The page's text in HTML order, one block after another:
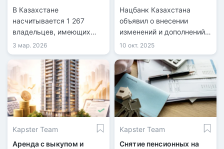
В Казахстане
насчитывается 1 267
владельцев, имеющих
свыше десяти квартир.
3 мар. 2026
Нацбанк Казахстана
объявил о внесении
изменений и дополнений в
постановление по
программе ипотечного
кредитования «7-20-25».
10 окт. 2025
Kapster Team
Аренда с выкупом и
Kapster Team
Снятие пенсионных на